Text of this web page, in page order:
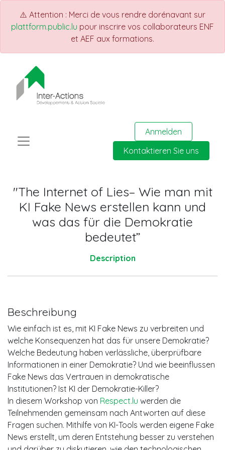
⚠️ Attention : Merci de vous rendre dorénavant sur
plattform.public.lu pour inscrire vos collaborateurs ENF
et AEF aux formations.
Anmelden
Kontaktieren Sie uns
"The Internet of Lies– Wie man mit
KI Fake News erstellen kann und
was das für die Demokratie
bedeutet”
Description
Beschreibung
Wie einfach ist es, mit KI Fake News zu verbreiten und
welche Konsequenzen hat das für unsere Demokratie?
Welche Bedeutung haben verlässliche, überprüfbare
Informationen in einer Demokratie? Und wie beeinflussen
Fake News das Vertrauen in demokratische
Institutionen? Ist KI der Demokratie-Killer?
In diesem Workshop von Respect.lu werden die
Teilnehmenden gemeinsam nach Antworten auf diese
Fragen suchen. Mithilfe von KI-Tools werden eigene Fake
News erstellt, um deren Entstehung besser zu verstehen